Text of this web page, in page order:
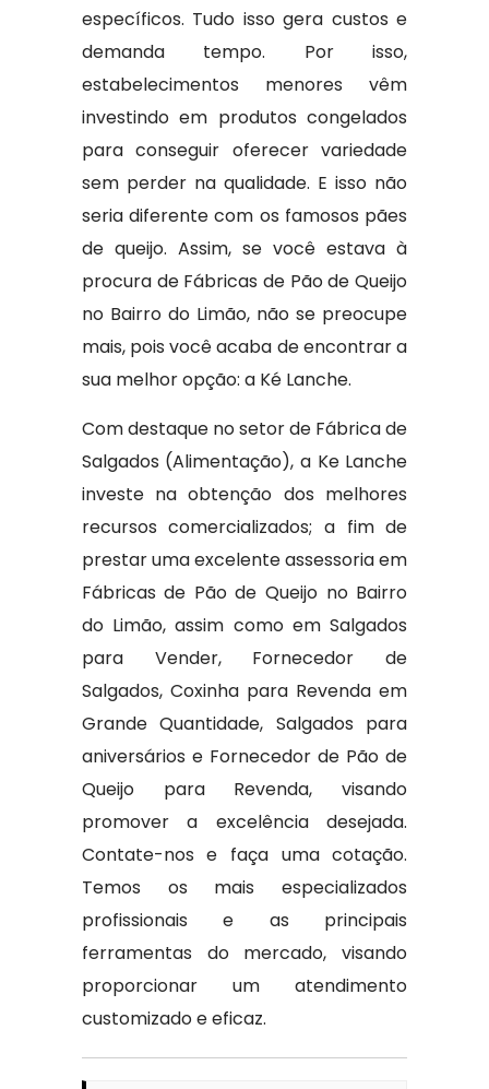
específicos. Tudo isso gera custos e
demanda tempo. Por isso,
estabelecimentos menores vêm
investindo em produtos congelados
para conseguir oferecer variedade
sem perder na qualidade. E isso não
seria diferente com os famosos pães
de queijo. Assim, se você estava à
procura de Fábricas de Pão de Queijo
no Bairro do Limão, não se preocupe
mais, pois você acaba de encontrar a
sua melhor opção: a Ké Lanche.
Com destaque no setor de Fábrica de
Salgados (Alimentação), a Ke Lanche
investe na obtenção dos melhores
recursos comercializados; a fim de
prestar uma excelente assessoria em
Fábricas de Pão de Queijo no Bairro
do Limão, assim como em Salgados
para Vender, Fornecedor de
Salgados, Coxinha para Revenda em
Grande Quantidade, Salgados para
aniversários e Fornecedor de Pão de
Queijo para Revenda, visando
promover a excelência desejada.
Contate-nos e faça uma cotação.
Temos os mais especializados
profissionais e as principais
ferramentas do mercado, visando
proporcionar um atendimento
customizado e eficaz.